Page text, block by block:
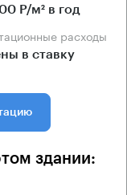
Р/м² в год
расходы
в ставку
здании: